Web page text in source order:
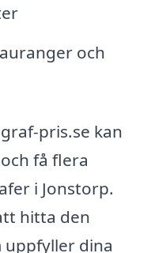
och
pris.se kan
få flera
i Jonstorp.
hitta den
dina